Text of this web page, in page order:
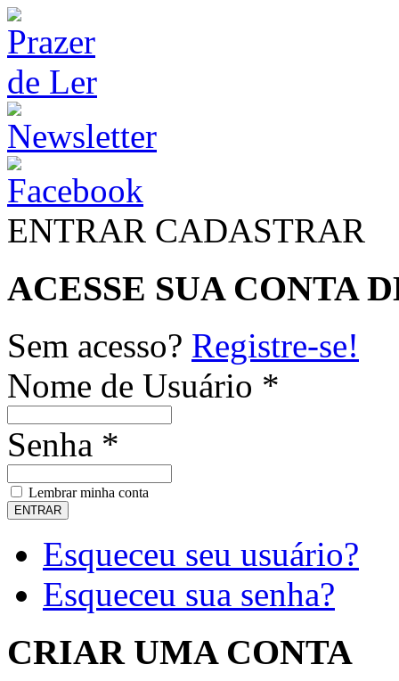
ENTRAR CADASTRAR
ACESSE SUA CONTA
Sem acesso? Registre-se!
Nome de Usuário *
Senha *
Lembrar minha conta
Esqueceu seu usuário?
Esqueceu sua senha?
CRIAR UMA CONTA